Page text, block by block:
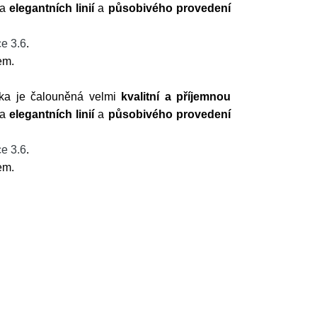
elegantních linií a působivého provedení
3.6.
je čalouněná velmi kvalitní a příjemnou
elegantních linií a působivého provedení
3.6.